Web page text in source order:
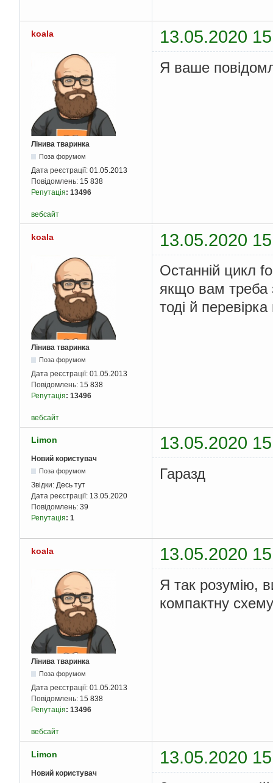
for
(k = 0; k < n
        max_i
= -1;
int i
        lead
= a[k][k
for (j = k;
            a
[k][ j] /
        b
[k ] /= lead ;
for
;
{
рівняння
if (i !=
koala 13.05.2020
Лінива тваринка
Поза форумом
Дата реєстрації: 01.05.2013
Повідомлень: 15 838
Репутація: 13496
Я ваше
вебсайт
koala 13.05.2020
Лінива тваринка
Поза форумом
Дата реєстрації: 01.05.2013
Повідомлень: 15 838
Репутація: 13496
Останній цикл
якщо вам треба
тоді й
вебсайт
Limon 13.05.2020
Новий користувач
Поза форумом
Звідки: Десь тут
Дата реєстрації: 13.05.2020
Повідомлень: 39
Репутація: 1
Гаразд
koala 13.05.2020
Лінива тваринка
Поза форумом
Дата реєстрації: 01.05.2013
Повідомлень: 15 838
Репутація: 13496
Я так розумію,
компактну
вебсайт
Limon 13.05.2020
Новий користувач